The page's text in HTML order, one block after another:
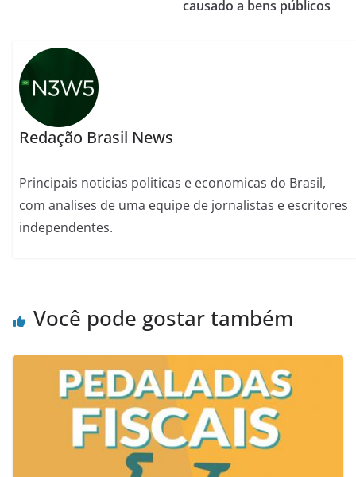
causado a bens públicos
Redação Brasil News
Principais noticias politicas e economicas do Brasil,
com analises de uma equipe de jornalistas e escritores
independentes.
Você pode gostar também